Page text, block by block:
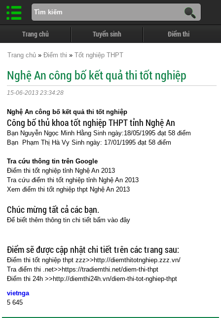
Trang chủ Tuyển sinh Điểm thi
Trang chủ » Điểm thi » Tốt nghiệp THPT
Nghệ An công bố kết quả thi tốt nghiệp
15-06-2013 23:34:28
Nghệ An công bố kết quả thi tốt nghiệp
Công bố thủ khoa tốt nghiệp THPT tỉnh Nghệ An
Bạn Nguyễn Ngọc Minh Hằng Sinh ngày:18/05/1995 đạt 58 điểm
Bạn Phạm Thị Hà Vy Sinh ngày: 17/01/1995 đạt 58 điểm
Tra cứu thông tin trên Google
Điểm thi tốt nghiệp tỉnh Nghệ An 2013
Tra cứu điểm thi tốt nghiệp tỉnh Nghệ An 2013
Xem điểm thi tốt nghiệp thpt Nghệ An 2013
Chúc mừng tất cả các bạn.
Để biết thêm thông tin chi tiết bấm vào đây
Điểm sẽ được cập nhật chi tiết trên các trang sau:
Điểm thi tốt nghiệp thpt zzz>>http://diemthitotnghiep.zzz.vn/
Tra điểm thi .net>>https://tradiemthi.net/diem-thi-thpt
Điểm thi 24h >>http://diemthi24h.vn/diem-thi-tot-nghiep-thpt
vietnga
5 645